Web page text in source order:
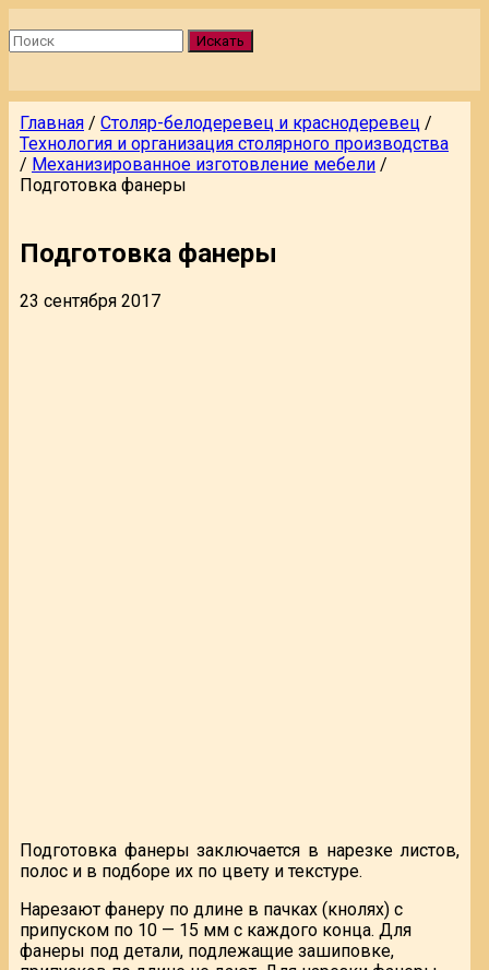
Искать
Главная / Столяр-белодеревец и краснодеревец /
Технология и организация столярного производства
/ Механизированное изготовление мебели /
Подготовка фанеры
Подготовка фанеры
23 сентября 2017
Подготовка фанеры заключается в нарезке листов,
полос и в подборе их по цвету и текстуре.
Нарезают фанеру по длине в пачках (кнолях) с
припуском по 10 — 15 мм с каждого конца. Для
фанеры под детали, подлежащие зашиповке,